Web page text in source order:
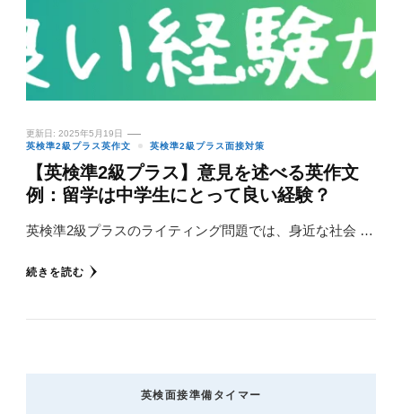
更新日: 2025年5月19日
英検準2級プラス英作文
英検準2級プラス面接対策
【英検準2級プラス】意見を述べる英作文
例：留学は中学生にとって良い経験？
英検準2級プラスのライティング問題では、身近な社会 …
続きを読む
英検面接準備タイマー